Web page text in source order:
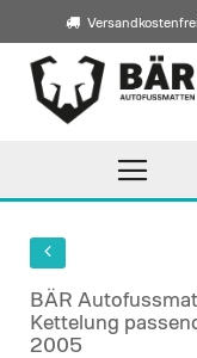
Direkt
zum
Inhalt
BÄR
Kettelung
2005